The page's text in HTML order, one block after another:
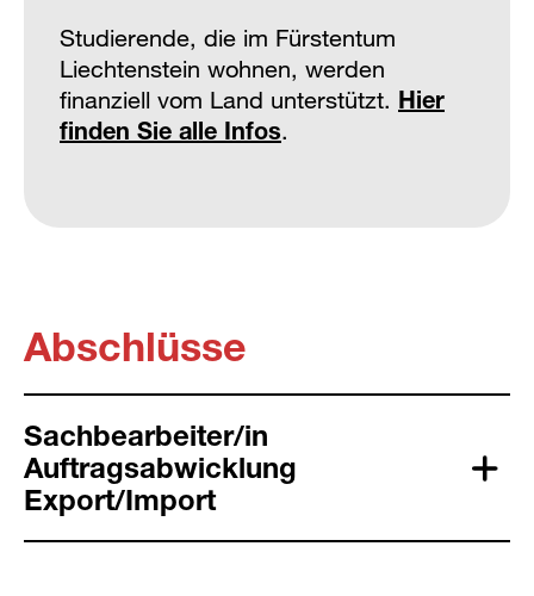
Studierende, die im Fürstentum
Liechtenstein wohnen, werden
finanziell vom Land unterstützt. Hier
finden Sie alle Infos.
Abschlüsse
Sachbearbeiter/in
Auftragsabwicklung
Export/Import